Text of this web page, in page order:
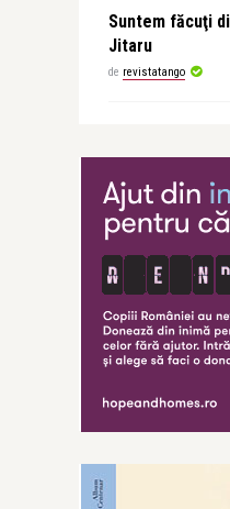
Suntem făcuţi
Jitaru
de revistatango